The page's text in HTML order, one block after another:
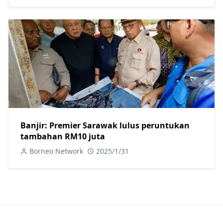
Banjir: Premier Sarawak lulus peruntukan
tambahan RM10 juta
Borneo Network 2025/1/31